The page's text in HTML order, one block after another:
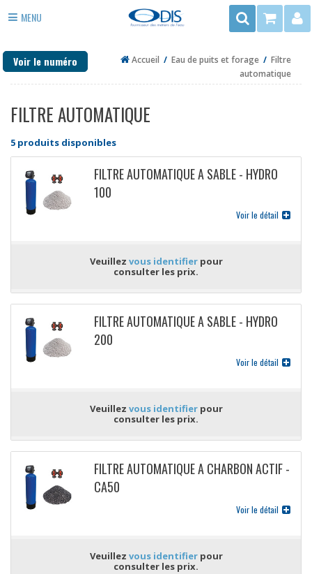
Trégor
ZAC
la
35140
ST
Voir le numéro
Rechercher
MENU
ADOUCISSEUR EAU
ANTI TARTRE
DÉSINFECTION
EAU DE PUITS ET FORAGE
CHAUFFAGE
Accueil / Eau de puits et forage / Filtre
automatique
FILTRE AUTOMATIQUE
5 produits disponibles
FILTRE AUTOMATIQUE A SABLE - HYDRO
100
Voir le détail
Veuillez vous identifierpour
consulter les prix.
FILTRE AUTOMATIQUE A SABLE - HYDRO
200
Voir le détail
Veuillez vous identifierpour
consulter les prix.
FILTRE AUTOMATIQUE A CHARBON ACTIF -
CA50
Voir le détail
Veuillez vous identifierpour
consulter les prix.